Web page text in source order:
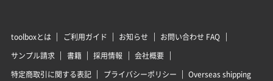
toolboxとは ご利用ガイド お知らせ
お問い合わせ FAQ
サンプル請求
書籍 採用情報
会社概要
特定商取引に関する表記
プライバシーポリシー Overseas shipping